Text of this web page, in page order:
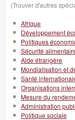
(Trouver d'autres
Afrique
Développement
Politiques
Sécurité
Aide étrangère
Mondialisation et
Santé
Organisations
Mesure du
Administration
Politique sociale